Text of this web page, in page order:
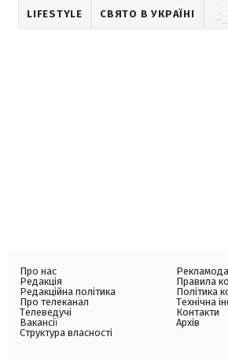
LIFESTYLE СВЯТО В УКРАЇНІ
Про нас
Редакція
Редакційна політика
Про телеканал
Телеведучі
Вакансії
Структура власності
Правила
Політика
Технічна
Контакти
Архів